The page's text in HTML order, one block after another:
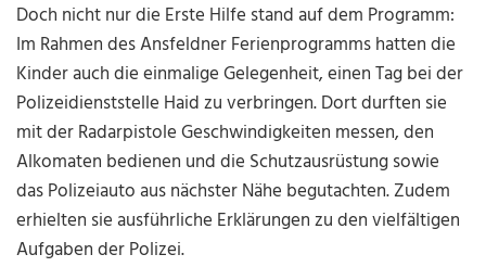
Doch nicht nur die Erste Hilfe stand auf dem Programm:
Im Rahmen des Ansfeldner Ferienprogramms hatten die
Kinder auch die einmalige Gelegenheit, einen Tag bei der
Polizeidienststelle Haid zu verbringen. Dort durften sie
mit der Radarpistole Geschwindigkeiten messen, den
Alkomaten bedienen und die Schutzausrüstung sowie
das Polizeiauto aus nächster Nähe begutachten. Zudem
erhielten sie ausführliche Erklärungen zu den vielfältigen
Aufgaben der Polizei.